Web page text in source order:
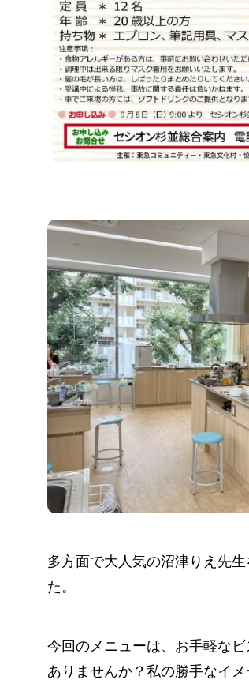
多方面で大人気の沼津りえ先
た。
今回のメニューは、お手軽な
ありませんか？私の勝手なイ